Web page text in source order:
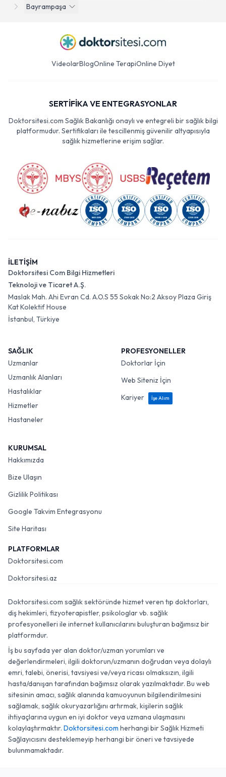
Bayrampaşa
VideolarBlogOnline TerapiOnline Diyet
SERTİFİKA VE ENTEGRASYONLAR
Doktorsitesi.com Sağlık Bakanlığı onaylı ve entegreli bir sağlık bilgi
platformudur. Sertifikaları ile tescillenmiş güvenilir altyapısıyla
sağlık hizmetlerine erişim sağlar.
İLETİŞİM
Doktorsitesi Com Bilgi Hizmetleri
Teknoloji ve Ticaret A.Ş.
Maslak Mah. Ahi Evran Cd. A.O.S 55 Sokak No:2 Aksoy Plaza Giriş
Kat Kolektif House
İstanbul, Türkiye
SAĞLIK
Uzmanlar
Uzmanlık Alanları
Hastalıklar
Hizmetler
Hastaneler
PROFESYONELLER
Doktorlar İçin
Web Siteniz İçin
Kariyer
İşe Alım
KURUMSAL
Hakkımızda
Bize Ulaşın
Gizlilik Politikası
Google Takvim Entegrasyonu
Site Haritası
PLATFORMLAR
Doktorsitesi.com
Doktorsitesi.az
Doktorsitesi.com sağlık sektöründe hizmet veren tıp doktorları,
diş hekimleri, fizyoterapistler, psikologlar vb. sağlık
profesyonelleri ile internet kullanıcılarını buluşturan bağımsız bir
platformdur.
İş bu sayfada yer alan doktor/uzman yorumları ve
değerlendirmeleri, ilgili doktorun/uzmanın doğrudan veya dolaylı
emri, talebi, önerisi, tavsiyesi ve/veya ricası olmaksızın, ilgili
hasta/danışan tarafından bağımsız olarak yazılmaktadır. Bu web
sitesinin amacı, sağlık alanında kamuoyunun bilgilendirilmesini
sağlamak, sağlık okuryazarlığını artırmak, kişilerin sağlık
ihtiyaçlarına uygun en iyi doktor veya uzmana ulaşmasını
kolaylaştırmaktır. Doktorsitesi.com herhangi bir Sağlık Hizmeti
Sağlayıcısını desteklemeyip herhangi bir öneri ve tavsiyede
bulunmamaktadır.